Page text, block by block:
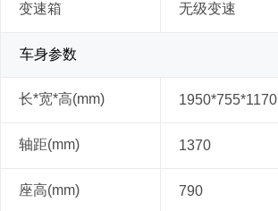
变速箱 无级变速
车身参数
长*宽*高(mm) 1950*755*1170
轴距(mm) 1370
座高(mm) 790